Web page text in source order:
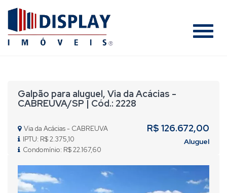
#
Galpão para aluguel, Via da Acácias -
CABREUVA/SP | Cód.: 2228
Via da Acácias - CABREUVA
IPTU: R$ 2.375,10
Condomínio: R$ 22.167,60
R$ 126.672,00
Aluguel
Previous